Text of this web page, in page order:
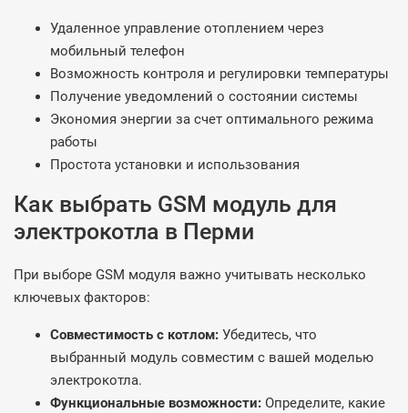
Удаленное управление отоплением через
мобильный телефон
Возможность контроля и регулировки температуры
Получение уведомлений о состоянии системы
Экономия энергии за счет оптимального режима
работы
Простота установки и использования
Как выбрать GSM модуль для
электрокотла в Перми
При выборе GSM модуля важно учитывать несколько
ключевых факторов:
Совместимость с котлом: Убедитесь, что
выбранный модуль совместим с вашей моделью
электрокотла.
Функциональные возможности: Определите, какие